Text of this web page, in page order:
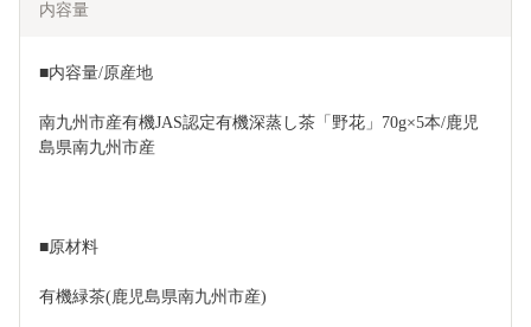
内容量
■内容量/原産地
南九州市産有機JAS認定有機深蒸し茶「野花」70g×5本/鹿児
島県南九州市産
■原材料
有機緑茶(鹿児島県南九州市産)